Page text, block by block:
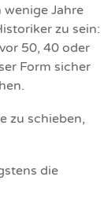
Jahre
zu sein:
50, 40 oder
Form sicher
zu schieben,
die